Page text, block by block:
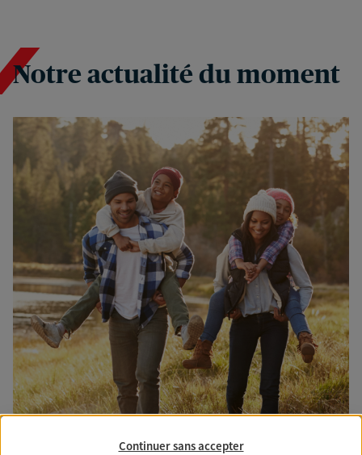
Notre actualité du moment
Continuer sans accepter